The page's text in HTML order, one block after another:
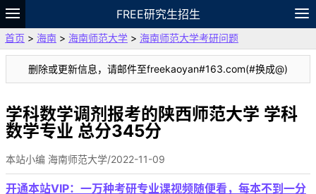
FREE研究生招生
题库
故事 专题 APP 笔记
论坛
VIP
资料
首页 > 海南 > 海南师范大学 > 海南师范大学考研问题
删除或更新信息，请邮件至freekaoyan#163.com(#换成@)
学科数学调剂报考的陕西师范大学 学科
数学专业 总分345分
本站小编 海南师范大学/2022-11-09
开通本站VIP：一万种考研专业课视频随便看，每本不到一分